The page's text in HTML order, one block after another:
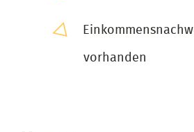
vorhanden